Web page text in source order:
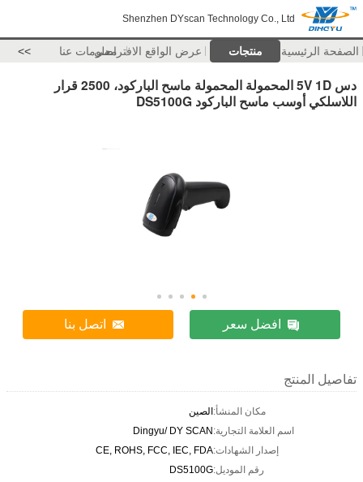
Shenzhen DYscan Technology Co., Ltd
الصفحة الرئيسية منتجات عرض الواقع الافتراضيمعلومات عنا >>
دس 5V 1D المحمولة المحمولة ماسح الباركود، 2500 قرار
اللاسلكي أوسب ماسح الباركود DS5100G
افضل سعر اتصل بنا
تفاصيل المنتج
مكان المنشأ:الصين
اسم العلامة التجارية:Dingyu/ DY SCAN
إصدار الشهادات:CE, ROHS, FCC, IEC, FDA
رقم الموديل:DS5100G